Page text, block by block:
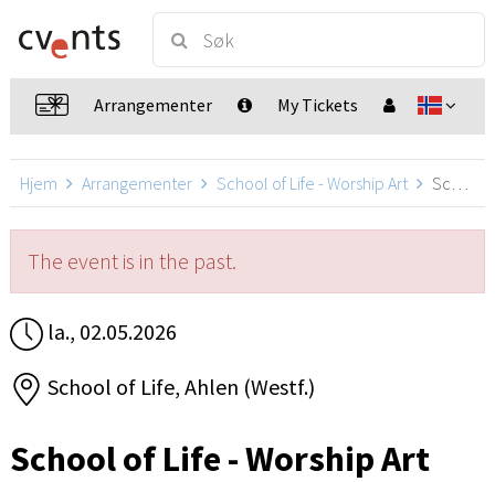
Arrangementer My Tickets
Hjem Arrangementer School of Life - Worship Art School of Life - Worship Art, Ahlen (Westf.)
The event is in the past.
la., 02.05.2026
School of Life, Ahlen (Westf.)
School of Life - Worship Art